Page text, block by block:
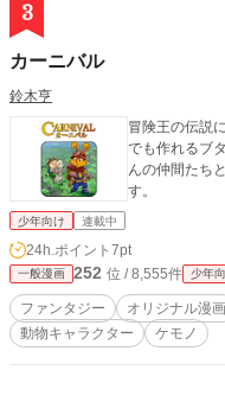
3
カーニバル
鈴木亨
冒険王の伝説
でも作れるブ
んの仲間たち
す。
少年向け 連載中
24h.ポイント 7pt
一般漫画 252 位 / 8,555件 少年
ファンタジー オリジナル漫画
動物キャラクター
ケモノ